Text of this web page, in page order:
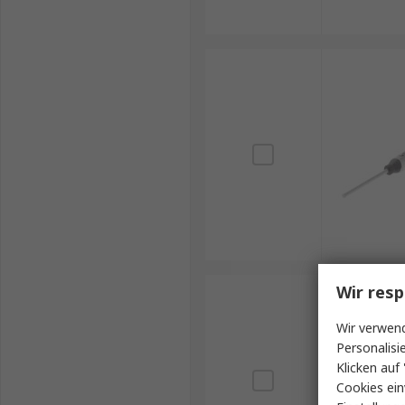
Wir
Wir
Klicken
Cookies